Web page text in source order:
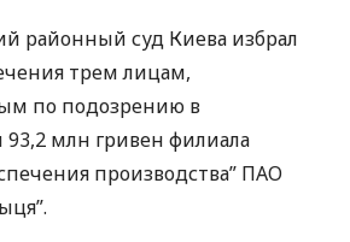
районный суд Киева избрал
трем лицам,
по подозрению в
93,2 млн гривен филиала
производства” ПАО